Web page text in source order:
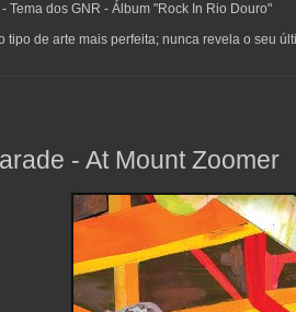
Tema dos GNR - Álbum "Rock In Rio Douro"
tipo de arte mais perfeita; nunca revela o seu
- At Mount Zoomer